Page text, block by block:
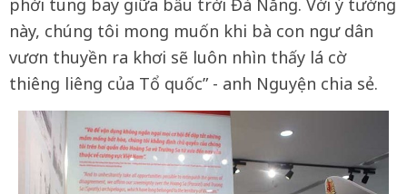
phới tung bay giữa bầu trời Đà Nẵng. Với ý tưởng
này, chúng tôi mong muốn khi bà con ngư dân
vươn thuyền ra khơi sẽ luôn nhìn thấy lá cờ
thiêng liêng của Tổ quốc” - anh Nguyện chia sẻ.